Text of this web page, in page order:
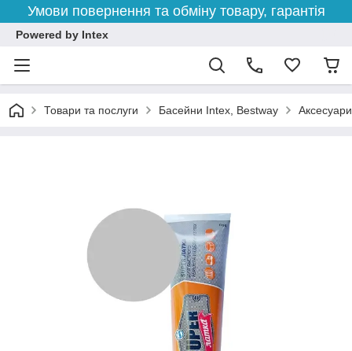
Умови повернення та обміну товару, гарантія
Powered by Intex
Товари та послуги Басейни Intex, Bestway